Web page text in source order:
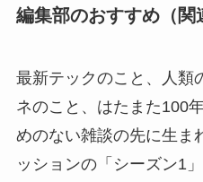
編集部のおすすめ（関
最新テックのこと、人類
ネのこと、はたまた100
めのない雑談の先に生ま
ッションの「シーズン1